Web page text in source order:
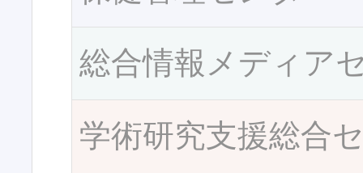
総合情報メディア
学術研究支援総合